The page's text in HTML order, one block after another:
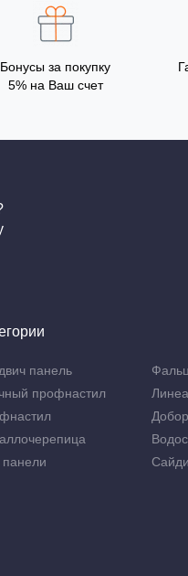
Бонусы за покупку
5% на Ваш счет
панель
профнастил